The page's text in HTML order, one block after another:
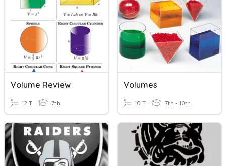
Volume Review
12 T 7th
Volumes
10 T 7th - 10th